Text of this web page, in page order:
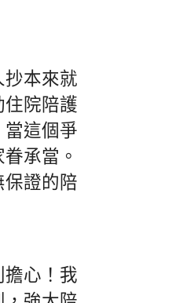
本來就
院陪護
這個爭
承當。
證的陪
心！我